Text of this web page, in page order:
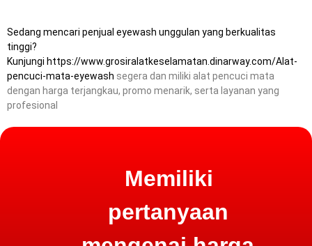
Sedang mencari penjual eyewash unggulan yang berkualitas
tinggi?
Kunjungi https://www.grosiralatkeselamatan.dinarway.com/Alat-
pencuci-mata-eyewash segera dan miliki alat pencuci mata
dengan harga terjangkau, promo menarik, serta layanan yang
profesional
Memiliki
pertanyaan